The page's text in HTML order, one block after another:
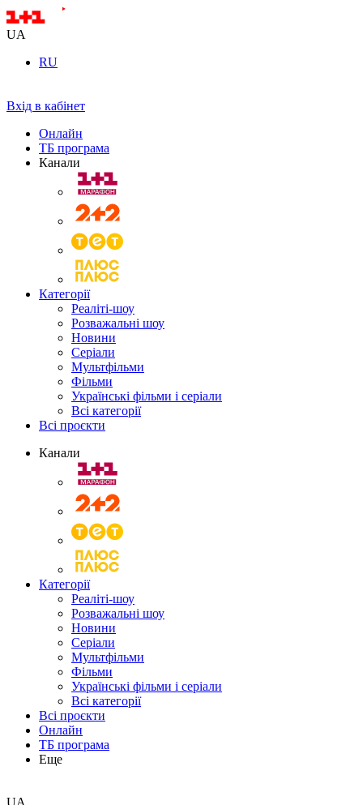
UA
RU
Вхід в кабінет
Онлайн
ТБ програма
Канали
Категорії
Реаліті-шоу
Розважальні шоу
Новини
Серіали
Мультфільми
Фільми
Українські фільми і серіали
Всі категорії
Всі проєкти
Канали
Категорії
Реаліті-шоу
Розважальні шоу
Новини
Серіали
Мультфільми
Фільми
Українські фільми і серіали
Всі категорії
Всі проєкти
Онлайн
ТБ програма
Еще
UA